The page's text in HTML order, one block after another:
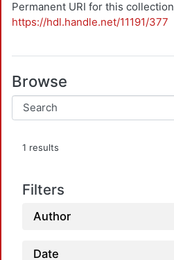
Permanent URI for this collection
https://hdl.handle.net/11191/377
Browse
1 results
Filters
Author
Date